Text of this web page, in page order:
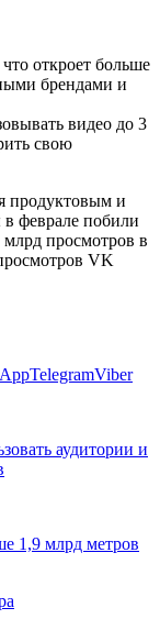
откроет больше
брендами и
видео до 3
свою
продуктовым и
феврале побили
млрд просмотров в
VK
TelegramViber
аудитории и
1,9 млрд метров